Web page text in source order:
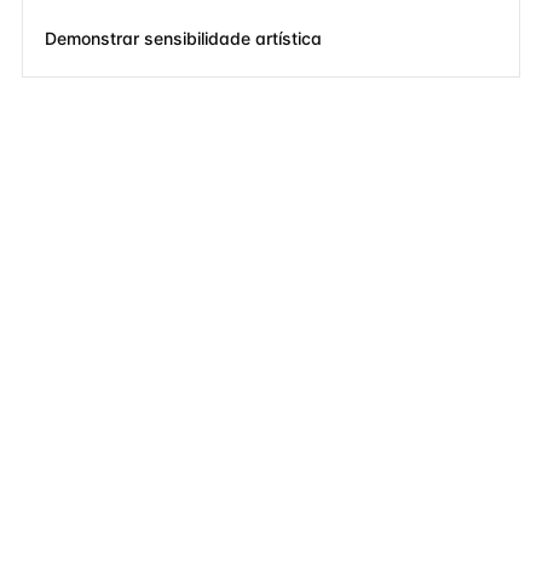
Demonstrar sensibilidade artística